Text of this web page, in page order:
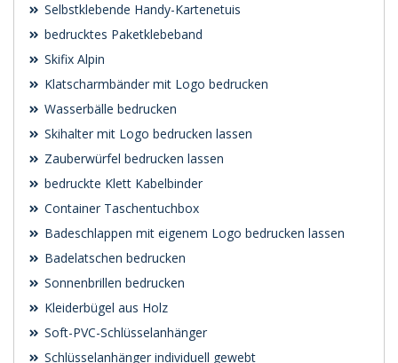
Selbstklebende Handy-Kartenetuis
bedrucktes Paketklebeband
Skifix Alpin
Klatscharmbänder mit Logo bedrucken
Wasserbälle bedrucken
Skihalter mit Logo bedrucken lassen
Zauberwürfel bedrucken lassen
bedruckte Klett Kabelbinder
Container Taschentuchbox
Badeschlappen mit eigenem Logo bedrucken lassen
Badelatschen bedrucken
Sonnenbrillen bedrucken
Kleiderbügel aus Holz
Soft-PVC-Schlüsselanhänger
Schlüsselanhänger individuell gewebt